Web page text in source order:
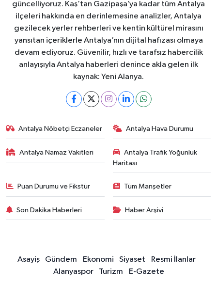
güncelliyoruz. Kaş’tan Gazipaşa’ya kadar tüm Antalya
ilçeleri hakkında en derinlemesine analizler, Antalya
gezilecek yerler rehberleri ve kentin kültürel mirasını
yansıtan içeriklerle Antalya’nın dijital hafızası olmaya
devam ediyoruz. Güvenilir, hızlı ve tarafsız habercilik
anlayışıyla Antalya haberleri denince akla gelen ilk
kaynak: Yeni Alanya.
Antalya Nöbetçi Eczaneler Antalya Hava Durumu
Antalya Namaz Vakitleri
Antalya Trafik Yoğunluk
Haritası
Puan Durumu ve Fikstür Tüm Manşetler
Son Dakika Haberleri Haber Arşivi
Asayiş Gündem Ekonomi Siyaset
Resmi İlanlar
Alanyaspor
Turizm E-Gazete